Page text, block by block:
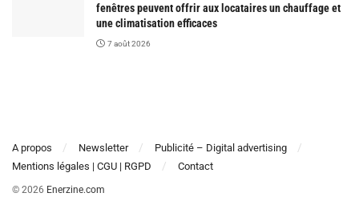
fenêtres peuvent offrir aux locataires un chauffage et
une climatisation efficaces
7 août 2026
A propos Newsletter
Publicité – Digital advertising
Mentions légales | CGU | RGPD
Contact
© 2026 Enerzine.com